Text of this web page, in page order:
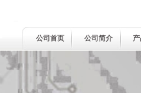
公司首页 公司简介